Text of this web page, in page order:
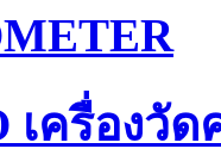
เครื่องวั